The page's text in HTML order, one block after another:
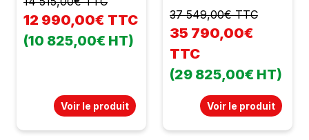
Cylindrée : 656 cc
Poids : 345 kg
Largeur de travail : 93
Embrayage
électromagnétique
par prise de force
12 990,00€ TTC
(10 825,00€ HT)
Voir le produit
cylindres Cylindrée :
1126 cc Largeur de
coupe : 126 cm
Bennage à hauteur
jusqu'à 195 cm
Homologué route
Coupe frontale
37 549,00€ TTC
35 790,00€
TTC
(29 825,00€ HT)
Voir le produit